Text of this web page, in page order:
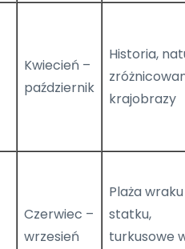
Kwiecień –
październik
Historia,
krajobrazy
Czerwiec –
wrzesień
Plaża wraku
statku,
turkusowe